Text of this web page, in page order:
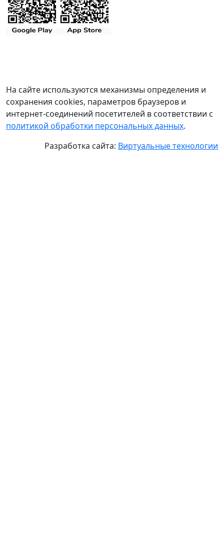
На сайте используются механизмы определения и
сохранения cookies, параметров браузеров и
интернет-соединений посетителей в соответствии с
политикой обработки персональных данных.
Разработка сайта: Виртуальные технологии